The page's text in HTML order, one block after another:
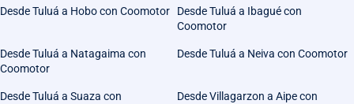
Desde Tuluá a Hobo con Coomotor
Desde Tuluá a Ibagué con
Coomotor
Desde Tuluá a Natagaima con
Coomotor
Desde Tuluá a Neiva con Coomotor
Desde Tuluá a Suaza con
Desde Villagarzon a Aipe con